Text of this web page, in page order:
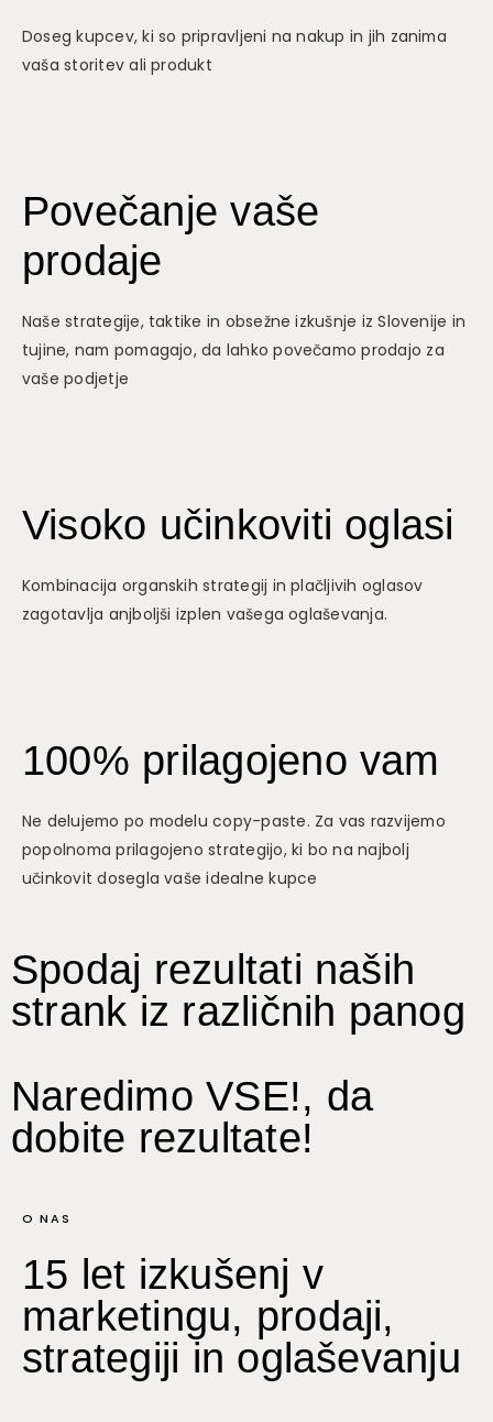
Doseg kupcev, ki so pripravljeni na nakup in jih zanima
vaša storitev ali produkt
Povečanje vaše
prodaje
Naše strategije, taktike in obsežne izkušnje iz Slovenije in
tujine, nam pomagajo, da lahko povečamo prodajo za
vaše podjetje
Visoko učinkoviti oglasi
Kombinacija organskih strategij in plačljivih oglasov
zagotavlja anjboljši izplen vašega oglaševanja.
100% prilagojeno vam
Ne delujemo po modelu copy-paste. Za vas razvijemo
popolnoma prilagojeno strategijo, ki bo na najbolj
učinkovit dosegla vaše idealne kupce
Spodaj rezultati naših
strank iz različnih panog
Naredimo VSE!, da
dobite rezultate!
O NAS
15 let izkušenj v
marketingu, prodaji,
strategiji in oglaševanju